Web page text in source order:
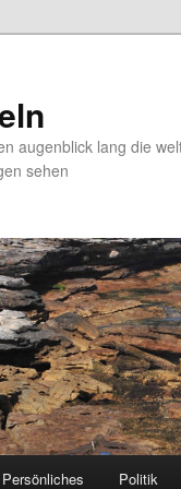
augenblick lang die
sehen
contentcontent
Persönliches Politik